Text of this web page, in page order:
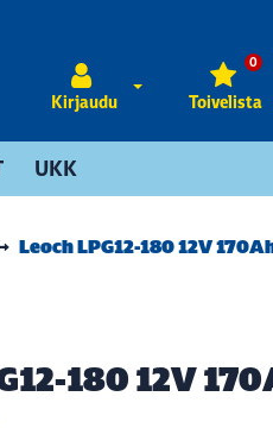
Kirjaudu
Avaa kirjautuminen
Toivelista
0
UKK
Leoch LPG12-180 12V
180 12V